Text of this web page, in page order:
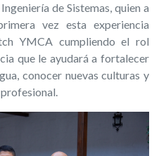
de Sistemas, quien a
vez esta experiencia
YMCA cumpliendo el rol
que le ayudará a fortalecer
conocer nuevas culturas y